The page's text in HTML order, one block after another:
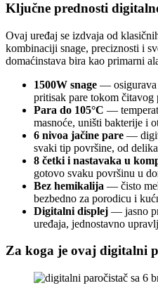
Ključne prednosti
Ovaj uređaj se izdvaja od
kombinaciji snage, preciznosti i
domaćinstava bira kao primarni
1500W snage — osigurava
pritisak pare tokom čitavog
Para do 105°C —
masnoće, uništi bakterije i
6 nivoa jačine pare —
svaki tip površine, od
8 četki i nastavaka u
gotovo svaku površinu u
Bez hemikalija — čisto
bezbedno za porodicu i
Digitalni displej — jasno
uređaja, jednostavno
Za koga je ovaj digitalni